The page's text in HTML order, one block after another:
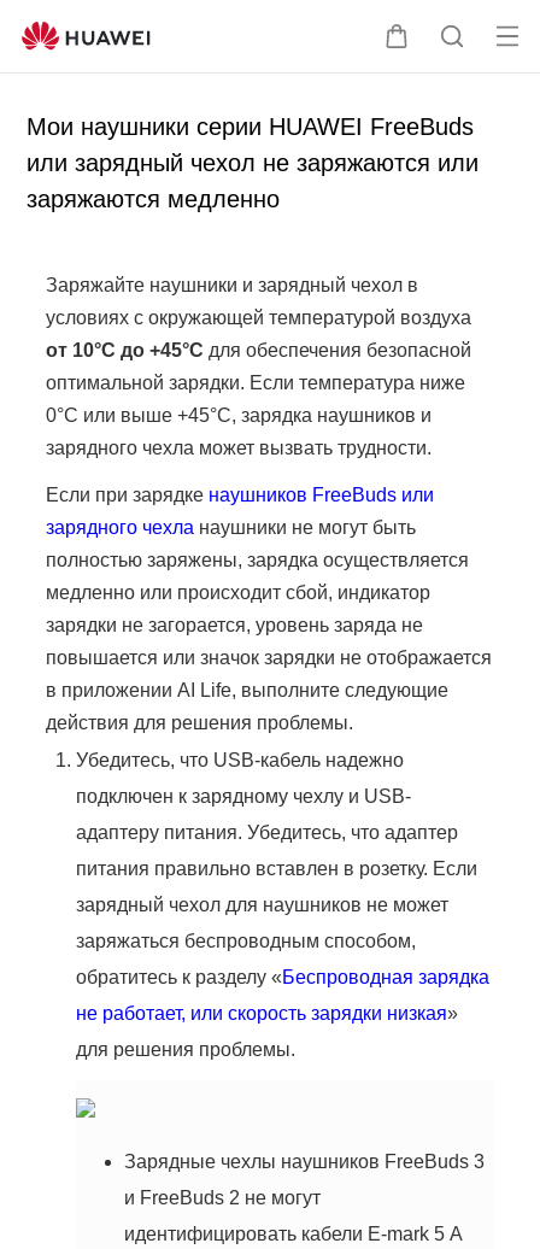
Щ
а
л
П
с
к
й
т
у
От
Мои наушники серии HUAWEI FreeBuds
или зарядный чехол не заряжаются или
заряжаются медленно
Заряжайте наушники и зарядный чехол в
условиях с окружающей температурой воздуха
от 10°C до +45°C для обеспечения безопасной
оптимальной зарядки. Если температура ниже
0°C или выше +45°C, зарядка наушников и
зарядного чехла может вызвать трудности.
Если при зарядке наушников FreeBuds или
зарядного чехла наушники не могут быть
полностью заряжены, зарядка осуществляется
медленно или происходит сбой, индикатор
зарядки не загорается, уровень заряда не
повышается или значок зарядки не отображается
в приложении AI Life, выполните следующие
действия для решения проблемы.
Убедитесь, что USB-кабель надежно
подключен к зарядному чехлу и USB-
адаптеру питания. Убедитесь, что адаптер
питания правильно вставлен в розетку. Если
зарядный чехол для наушников не может
заряжаться беспроводным способом,
обратитесь к разделу «Беспроводная зарядка
не работает, или скорость зарядки низкая»
для решения проблемы.
Зарядные чехлы наушников FreeBuds 3
и FreeBuds 2 не могут
идентифицировать кабели E-mark 5 А